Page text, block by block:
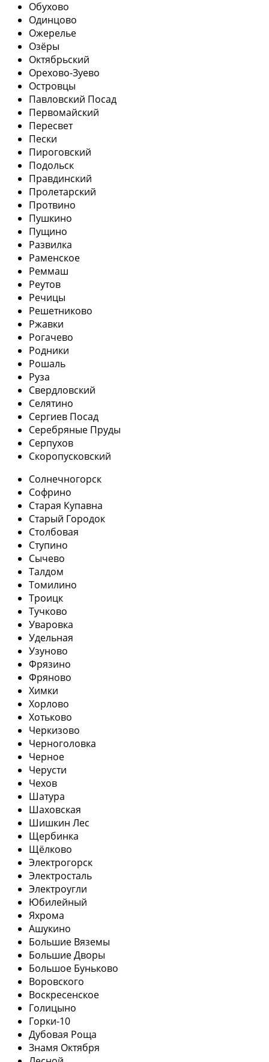
Обухово
Одинцово
Ожерелье
Озёры
Октябрьский
Орехово-Зуево
Островцы
Павловский Посад
Первомайский
Пересвет
Пески
Пироговский
Подольск
Правдинский
Пролетарский
Протвино
Пушкино
Пущино
Развилка
Раменское
Реммаш
Реутов
Речицы
Решетниково
Ржавки
Рогачево
Родники
Рошаль
Руза
Свердловский
Селятино
Сергиев Посад
Серебряные Пруды
Серпухов
Скоропусковский
Солнечногорск
Софрино
Старая Купавна
Старый Городок
Столбовая
Ступино
Сычево
Талдом
Томилино
Троицк
Тучково
Уваровка
Удельная
Узуново
Фрязино
Фряново
Химки
Хорлово
Хотьково
Черкизово
Черноголовка
Черное
Черусти
Чехов
Шатура
Шаховская
Шишкин Лес
Щербинка
Щёлково
Электрогорск
Электросталь
Электроугли
Юбилейный
Яхрома
Ашукино
Большие Вяземы
Большие Дворы
Большое Буньково
Воровского
Воскресенское
Голицыно
Горки-10
Дубовая Роща
Знамя Октября